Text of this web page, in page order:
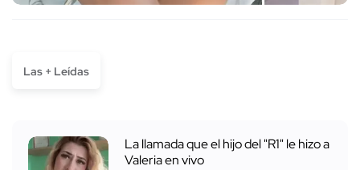
Las + Leídas
La llamada que el hijo del "R1" le hizo a
Valeria en vivo